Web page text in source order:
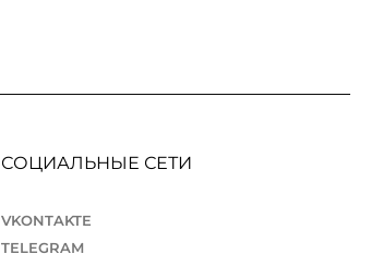
СОЦИАЛЬНЫЕ СЕТИ
VKONTAKTE
TELEGRAM